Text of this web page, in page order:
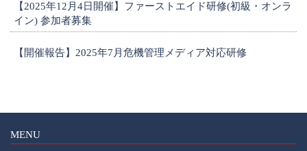
【2025年12月4日開催】ファーストエイド研修(初級・オンラ
イン) 参加者募集
【開催報告】2025年7月危機管理メディア対応研修
MENU